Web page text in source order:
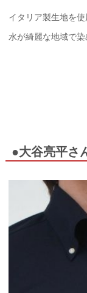
イタリア製生地を使
水が綺麗な地域で染
●大谷亮平さ